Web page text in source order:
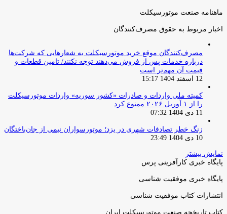
ماهنامه صنعت موتورسیکلت
اخبار مربوط به حقوق مصرف‌کنندگان
مصرف‌کنندگان موقع خرید موتورسیکلت به شعارهایی که شرکت‌ها
درباره خدمات پس از فروش می‌دهند توجه نکنند/ تامین قطعات و
قیمت آن مهم‌تر است
12 اسفند 1404 15:17
کمیته ملی واردات و صادرات «کشور سوریه» واردات موتورسیکلت
را از ۱ آوریل ۲۰۲۶ ممنوع کرد
11 دی 1404 07:32
زنگ خطر تصادفات شهری در یزد؛ موتورسواران نیمی از جان‌باختگان
10 دی 1404 23:49
نمایش بیشتر
پایگاه خبری کارآفرینی پرس
پایگاه خبری موفقیت شناسی
انتشارات کتاب موفقیت شناسی
کتاب تاریخچه صنعت موتورسیکلت ایران